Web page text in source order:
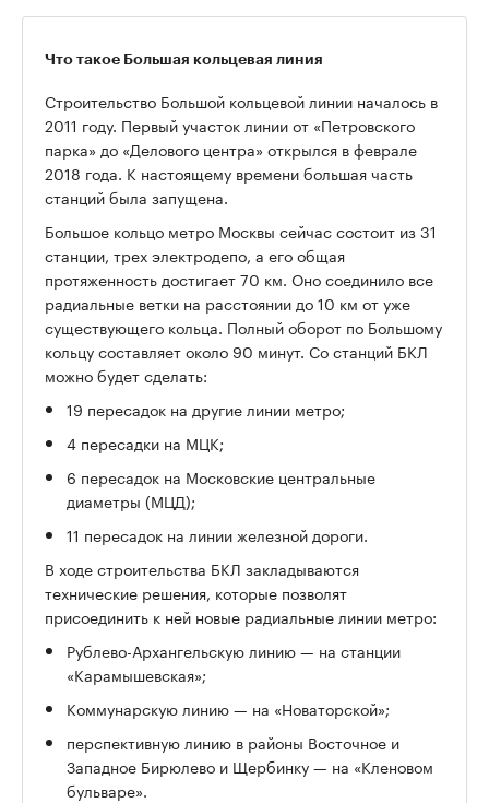
Что такое Большая кольцевая линия
Строительство Большой кольцевой линии началось в
2011 году. Первый участок линии от «Петровского
парка» до «Делового центра» открылся в феврале
2018 года. К настоящему времени большая часть
станций была запущена.
Большое кольцо метро Москвы сейчас состоит из 31
станции, трех электродепо, а его общая
протяженность достигает 70 км. Оно соединило все
радиальные ветки на расстоянии до 10 км от уже
существующего кольца. Полный оборот по Большому
кольцу составляет около 90 минут. Со станций БКЛ
можно будет сделать:
19 пересадок на другие линии метро;
4 пересадки на МЦК;
6 пересадок на Московские центральные
диаметры (МЦД);
11 пересадок на линии железной дороги.
В ходе строительства БКЛ закладываются
технические решения, которые позволят
присоединить к ней новые радиальные линии метро:
Рублево-Архангельскую линию — на станции
«Карамышевская»;
Коммунарскую линию — на «Новаторской»;
перспективную линию в районы Восточное и
Западное Бирюлево и Щербинку — на «Кленовом
бульваре».